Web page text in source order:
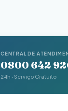
CENTRAL DE
0800 642
24h · Serviço Gratuito